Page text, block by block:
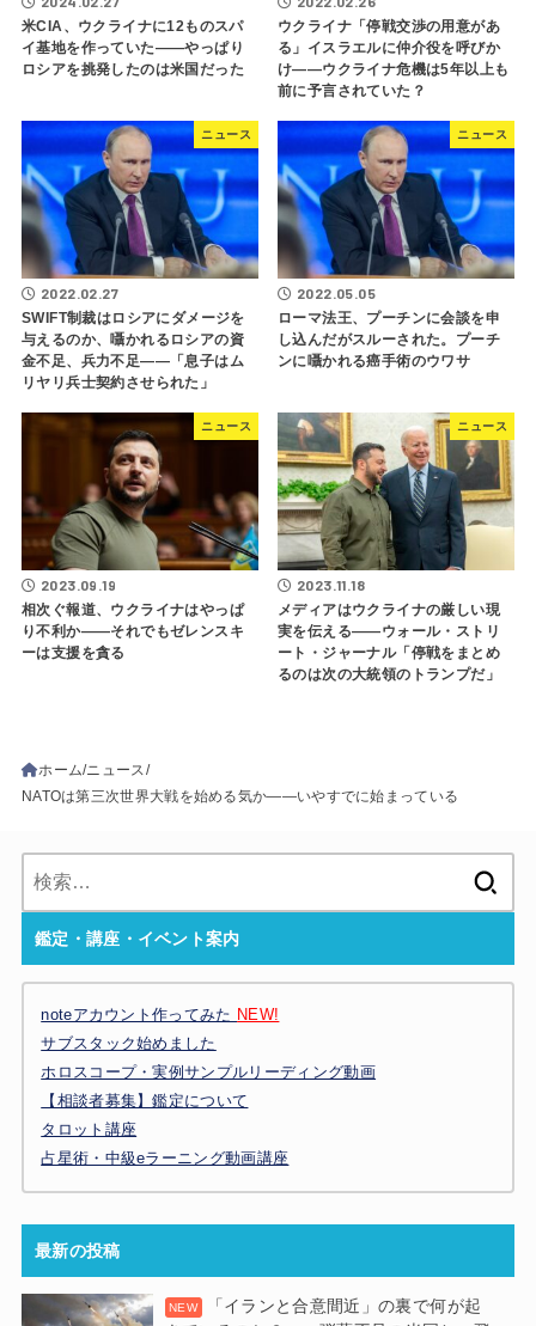
米CIA、ウクライナに12ものスパ
イ基地を作っていた――やっぱり
ロシアを挑発したのは米国だった
ウクライナ「停戦交渉の用意があ
る」イスラエルに仲介役を呼びか
け――ウクライナ危機は5年以上も
前に予言されていた？
ニュース
2022.02.27
SWIFT制裁はロシアにダメージを
与えるのか、囁かれるロシアの資
金不足、兵力不足――「息子はム
リヤリ兵士契約させられた」
ニュース
2022.05.05
ローマ法王、プーチンに会談を申
し込んだがスルーされた。プーチ
ンに囁かれる癌手術のウワサ
ニュース
2023.09.19
相次ぐ報道、ウクライナはやっぱ
り不利か――それでもゼレンスキ
ーは支援を貪る
ニュース
2023.11.18
メディアはウクライナの厳しい現
実を伝える――ウォール・ストリ
ート・ジャーナル「停戦をまとめ
るのは次の大統領のトランプだ」
ホーム ニュース
NATOは第三次世界大戦を始める気か――いやすでに始まっている
鑑定・講座・イベント案内
noteアカウント作ってみた NEW!
サブスタック始めました
ホロスコープ・実例サンプルリーディング動画
【相談者募集】鑑定について
タロット講座
占星術・中級eラーニング動画講座
最新の投稿
「イランと合意間近」の裏で何が起